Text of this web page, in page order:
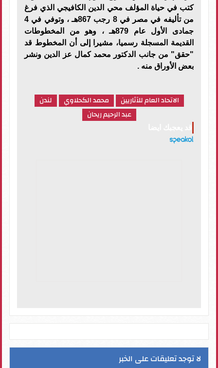
كتب في حياة المؤلف محي الدين الكافيجي الذي فرغ
من تأليفه في مصر في 8 رجب 867هـ ، وتوفي في 4
جمادى الأول عام 879هـ ، وهو من المخطوطات
القديمة المسجلة رسميا، مشيرا إلى أن المخطوط قد
"حقق" من جانب الدكتور محمد كمال عز الدين ونشر
بعض الأوراق منه .
الاتحاد العام للآثاريين محمد الكحلاوي
لندن
عبد الرحيم ريحان
لا توجد تعليقات على الخبر